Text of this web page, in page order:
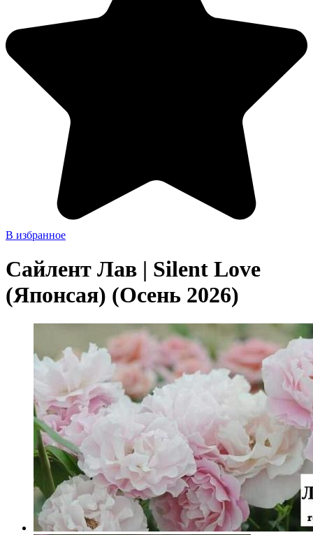
В избранное
Сайлент Лав | Silent Love
(Японсая) (Осень 2026)